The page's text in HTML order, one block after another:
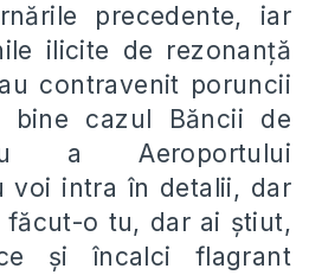
precedente, iar
ilicite de rezonanță
contravenit poruncii
cazul Băncii de
a Aeroportului
voi intra în detalii, dar
făcut-o tu, dar ai știut,
și încalci flagrant